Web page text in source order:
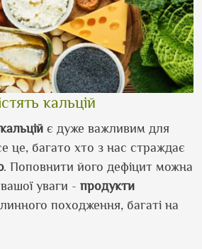
кальцій
кальцій є дуже важливим для
це, багато хто з нас страждає
. Поповнити його дефіцит можна
уваги - продукти
походження, багаті на